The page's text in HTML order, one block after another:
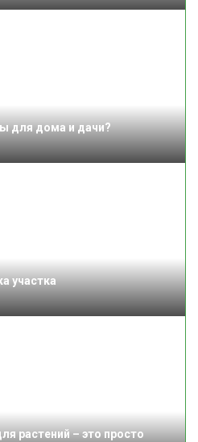
для дома и дачи?
участка
растений – это просто